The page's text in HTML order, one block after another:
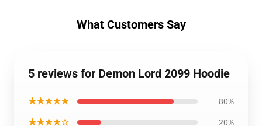
What Customers Say
5 reviews for Demon Lord 2099 Hoodie
★★★★★ 80%
★★★★☆ 20%